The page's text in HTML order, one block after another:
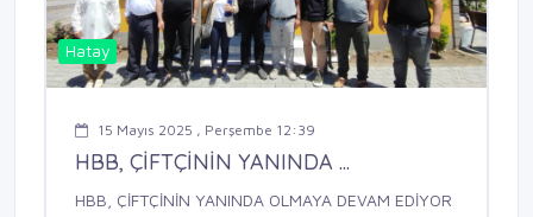
Hatay
15 Mayıs 2025 , Perşembe 12:39
HBB, ÇİFTÇİNİN YANINDA ...
HBB, ÇİFTÇİNİN YANINDA OLMAYA DEVAM EDİYOR